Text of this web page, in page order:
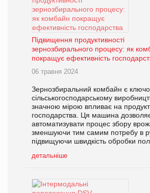
Підвищення продуктивності
зернозбирального процесу: як
покращує ефективність
06 травня 2024
Зернозбиральний комбайн є
сільськогосподарському
значною мірою впливає на
господарства. Ця машина
автоматизувати процес збору
зменшуючи тим самим потребу в
підвищуючи швидкість обробки
детальніше